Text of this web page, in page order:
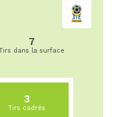
7
dans la surface
3
Tirs cadrés